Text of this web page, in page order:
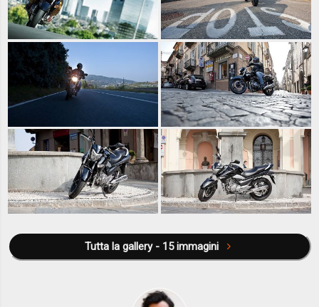
Tutta la gallery - 15 immagini